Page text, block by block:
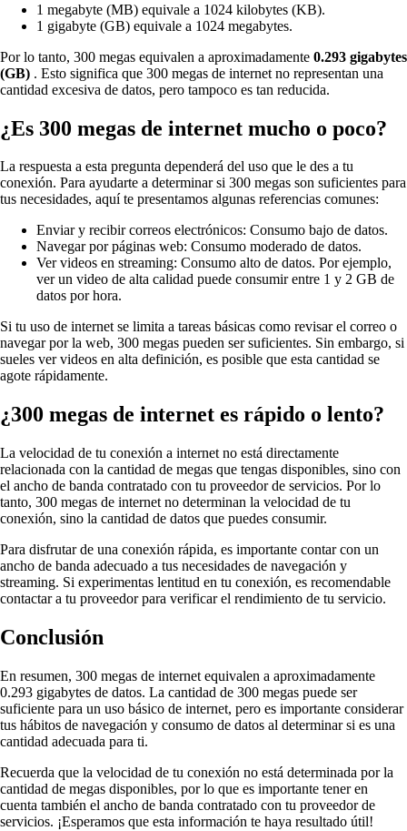
1 megabyte (MB) equivale a 1024 kilobytes (KB).
1 gigabyte (GB) equivale a 1024 megabytes.
Por lo tanto, 300 megas equivalen a aproximadamente 0.293 gigabytes
(GB) . Esto significa que 300 megas de internet no representan una
cantidad excesiva de datos, pero tampoco es tan reducida.
¿Es 300 megas de internet mucho o poco?
La respuesta a esta pregunta dependerá del uso que le des a tu
conexión. Para ayudarte a determinar si 300 megas son suficientes para
tus necesidades, aquí te presentamos algunas referencias comunes:
Enviar y recibir correos electrónicos: Consumo bajo de datos.
Navegar por páginas web: Consumo moderado de datos.
Ver videos en streaming: Consumo alto de datos. Por ejemplo,
ver un video de alta calidad puede consumir entre 1 y 2 GB de
datos por hora.
Si tu uso de internet se limita a tareas básicas como revisar el correo o
navegar por la web, 300 megas pueden ser suficientes. Sin embargo, si
sueles ver videos en alta definición, es posible que esta cantidad se
agote rápidamente.
¿300 megas de internet es rápido o lento?
La velocidad de tu conexión a internet no está directamente
relacionada con la cantidad de megas que tengas disponibles, sino con
el ancho de banda contratado con tu proveedor de servicios. Por lo
tanto, 300 megas de internet no determinan la velocidad de tu
conexión, sino la cantidad de datos que puedes consumir.
Para disfrutar de una conexión rápida, es importante contar con un
ancho de banda adecuado a tus necesidades de navegación y
streaming. Si experimentas lentitud en tu conexión, es recomendable
contactar a tu proveedor para verificar el rendimiento de tu servicio.
Conclusión
En resumen, 300 megas de internet equivalen a aproximadamente
0.293 gigabytes de datos. La cantidad de 300 megas puede ser
suficiente para un uso básico de internet, pero es importante considerar
tus hábitos de navegación y consumo de datos al determinar si es una
cantidad adecuada para ti.
Recuerda que la velocidad de tu conexión no está determinada por la
cantidad de megas disponibles, por lo que es importante tener en
cuenta también el ancho de banda contratado con tu proveedor de
servicios. ¡Esperamos que esta información te haya resultado útil!